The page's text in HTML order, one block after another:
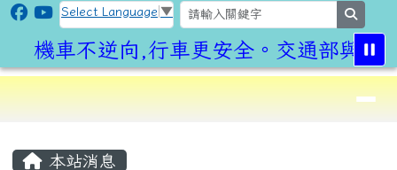
跳至主內容區
CLPS Site
Select Language ▼
機車不逆向,行車更安全。交通部與桃
⏸
導覽列
本站消息